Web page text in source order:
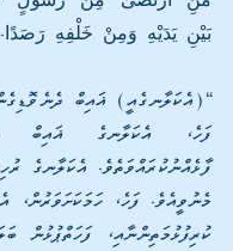
بَيْنِ يَدَيْهِ وَمِنْ خَلْفِهِ رَصَدًا.